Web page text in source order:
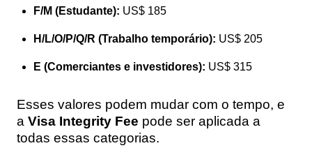
F/M (Estudante): US$ 185
H/L/O/P/Q/R (Trabalho temporário): US$ 205
E (Comerciantes e investidores): US$ 315
Esses valores podem mudar com o tempo, e
a Visa Integrity Fee pode ser aplicada a
todas essas categorias.